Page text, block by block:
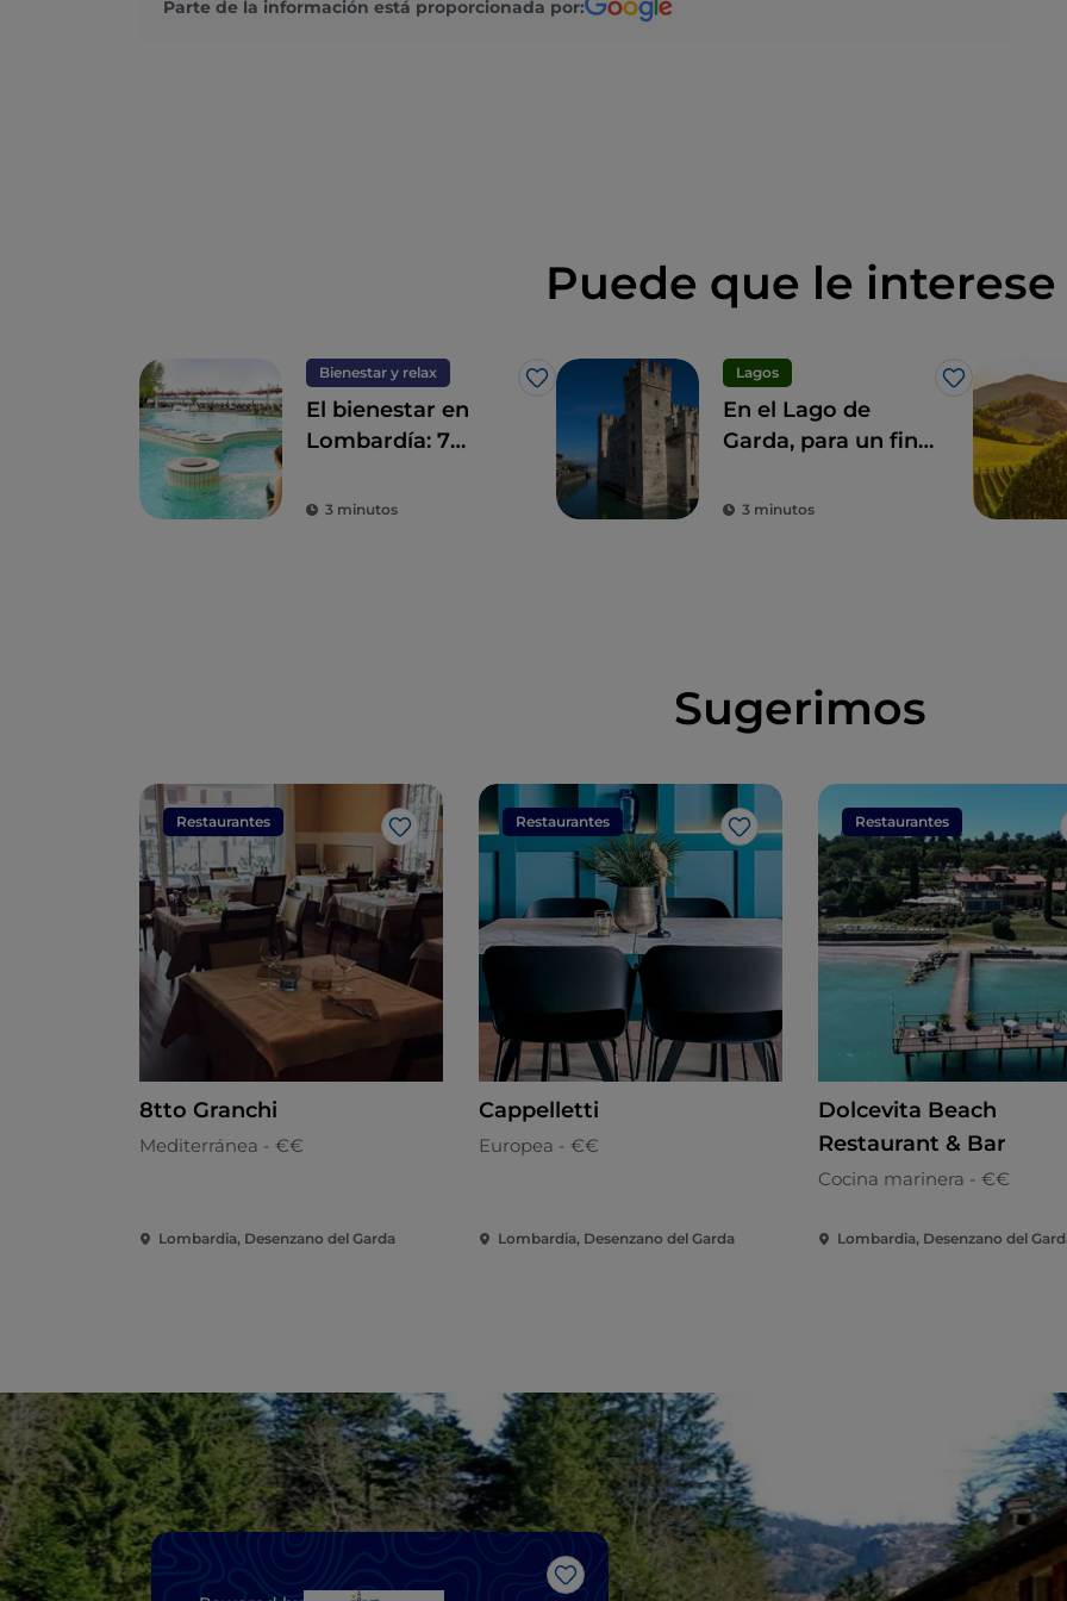
Parte de la información está proporcionada por:
Puede que le interese
Bienestar y relax
Me gusta
El bienestar en
Lombardía: 7
détox total
3 minutos
Lagos
Me gusta
En el Lago de
Garda, para un fin
3 minutos
Sugerimos
Restaurantes
Me gusta
8tto Granchi
Mediterránea - €€
Lombardia, Desenzano del Garda
Restaurantes
Me gusta
Cappelletti
Europea - €€
Lombardia, Desenzano del Garda
Restaurantes
Dolcevita Beach
Restaurant & Bar
Cocina marinera - €€
Lombardia, Desenzano del
Me gusta